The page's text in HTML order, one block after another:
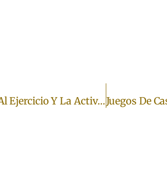
Cómo Afecta El Aumento De Pecho Al Ejercicio Y La Actividad Física